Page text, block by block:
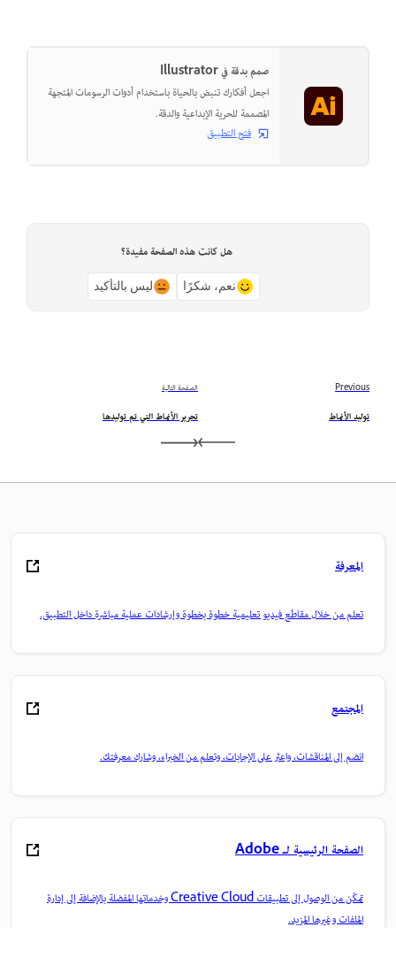
صمم بدقة في Illustrator
اجعل أفكارك تنبض بالحياة باستخدام أدوات الرسومات المتجهة
المصممة للحرية الإبداعية والدقة.
فتح التطبيق
هل كانت هذه الصفحة مفيدة؟
نعم، شكرًا ليس بالتأكيد
Previous
توليد الأنماط
الصفحة التالية
تحرير الأنماط التي تم توليدها
المعرفة
تعلم من خلال مقاطع فيديو تعليمية خطوة بخطوة وإرشادات عملية مباشرة داخل التطبيق.
المجتمع
انضم إلى المناقشات، واعثر على الإجابات، وتعلم من الخبراء، وشارك معرفتك.
الصفحة الرئيسية لـ Adobe
تمكّن من الوصول إلى تطبيقات Creative Cloud وخدماتها المفضلة بالإضافة إلى إدارة
الملفات وغيرها المزيد.